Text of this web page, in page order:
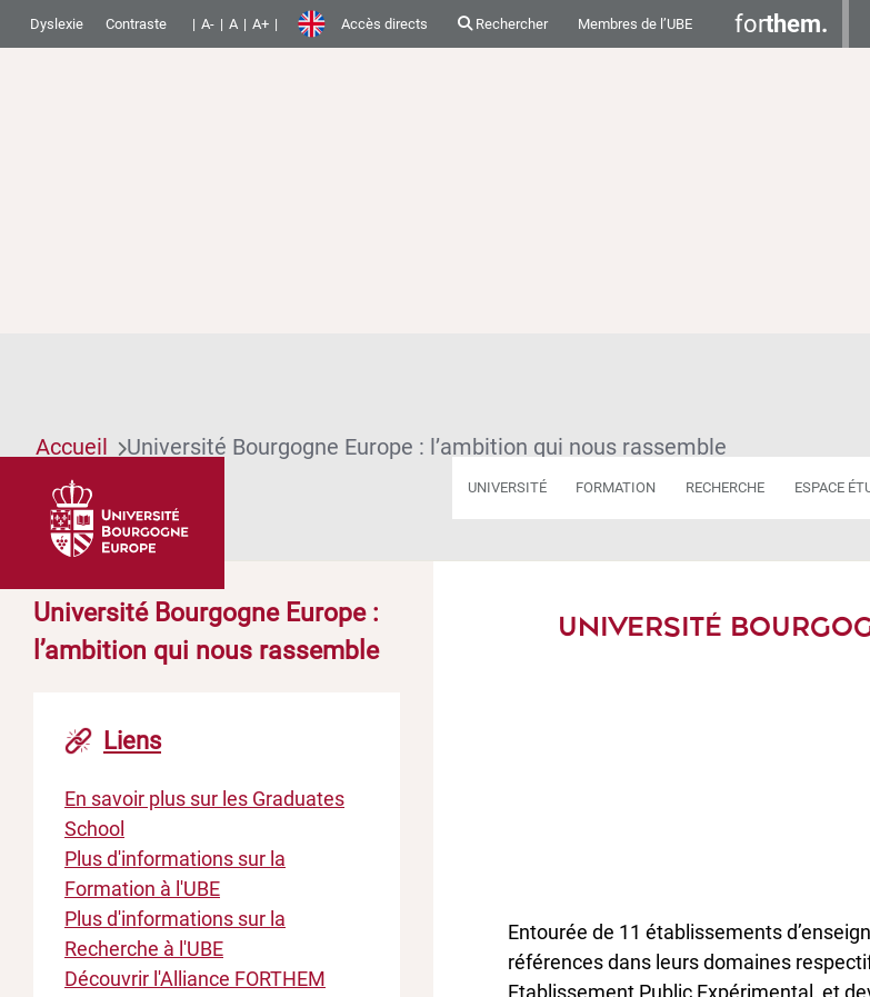
Dyslexie Contraste A- A A+ Accès directs Rechercher Membres de l’UBE forthem.
UNIVERSITÉ FORMATION RECHERCHE ESPACE
Accueil Université Bourgogne Europe : l’ambition qui nous rassemble
Université Bourgogne Europe :
l’ambition qui nous rassemble
Liens
En savoir plus sur les Graduates
School
Plus d'informations sur la
Formation à l'UBE
Plus d'informations sur la
Recherche à l'UBE
Découvrir l'Alliance FORTHEM
UNIVERSITÉ
Entourée de 11 établissements
références dans leurs domaines
Etablissement Public Expérimental, et